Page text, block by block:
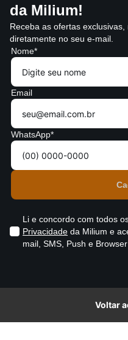
da Milium!
Receba as ofertas
diretamente no seu e-mail.
Nome*
Email
WhatsApp*
Li e concordo com todos
Privacidade da Milium e
mail, SMS, Push e
Voltar